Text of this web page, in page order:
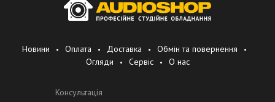
Новини Оплата Доставка
Обмін та повернення
Огляди
Сервіс О нас
Консультація